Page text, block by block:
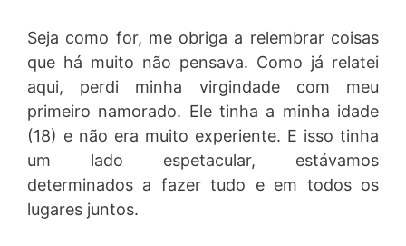
Seja como for, me obriga a relembrar coisas
que há muito não pensava. Como já relatei
aqui, perdi minha virgindade com meu
primeiro namorado. Ele tinha a minha idade
(18) e não era muito experiente. E isso tinha
um lado espetacular, estávamos
determinados a fazer tudo e em todos os
lugares juntos.